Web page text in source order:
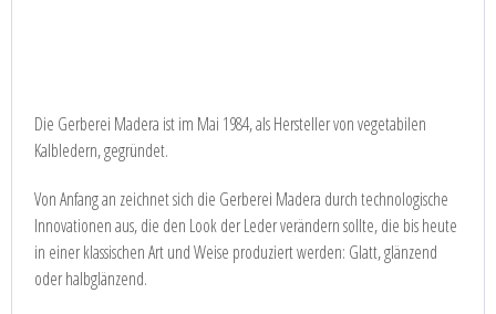
Die Gerberei Madera ist im Mai 1984, als Hersteller von vegetabilen
Kalbledern, gegründet.
Von Anfang an zeichnet sich die Gerberei Madera durch technologische
Innovationen aus, die den Look der Leder verändern sollte, die bis heute
in einer klassischen Art und Weise produziert werden: Glatt, glänzend
oder halbglänzend.